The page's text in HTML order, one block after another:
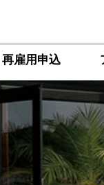
再雇用申込